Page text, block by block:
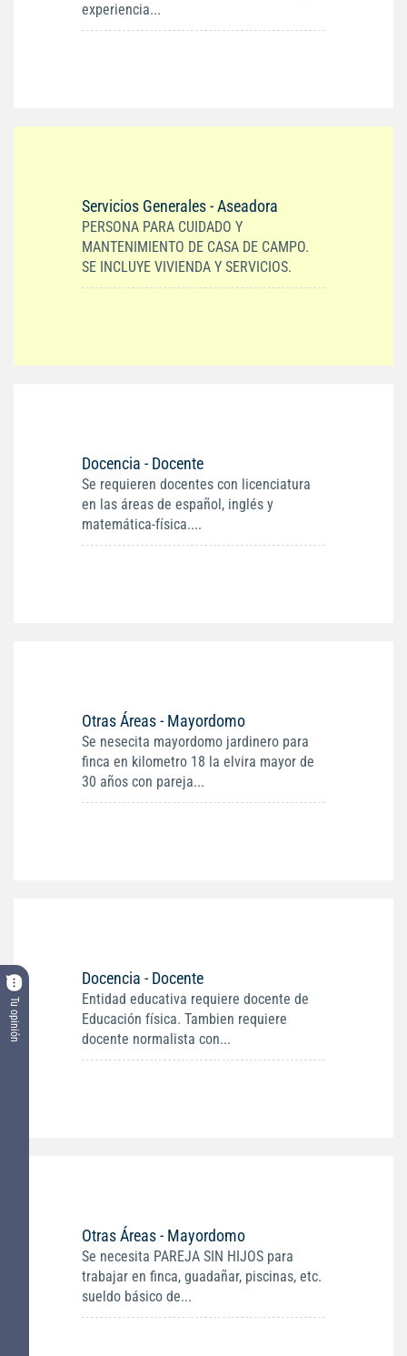
Tu opinión
experiencia...
Servicios Generales - Aseadora
PERSONA PARA CUIDADO Y
MANTENIMIENTO DE CASA DE CAMPO.
SE INCLUYE VIVIENDA Y SERVICIOS.
Docencia - Docente
Se requieren docentes con licenciatura
en las áreas de español, inglés y
matemática-física....
Otras Áreas - Mayordomo
Se nesecita mayordomo jardinero para
finca en kilometro 18 la elvira mayor de
30 años con pareja...
Docencia - Docente
Entidad educativa requiere docente de
Educación física. Tambien requiere
docente normalista con...
Otras Áreas - Mayordomo
Se necesita PAREJA SIN HIJOS para
trabajar en finca, guadañar, piscinas, etc.
sueldo básico de...